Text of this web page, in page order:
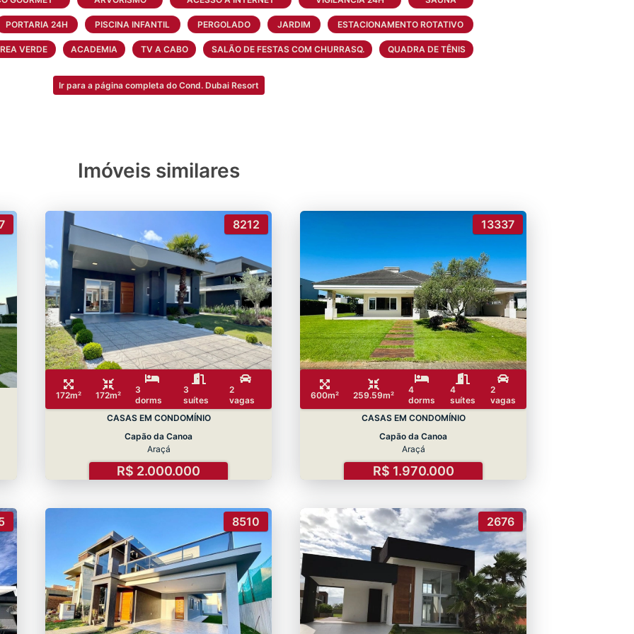
PORTARIA 24H PISCINA INFANTIL PERGOLADO JARDIM ESTACIONAMENTO ROTATIVO
VERDE ACADEMIA TV A CABO SALÃO DE FESTAS COM CHURRASQ. QUADRA DE TÊNIS
Ir para a página completa do Cond. Dubai Resort
Imóveis similares
8212
172m² 172m²
3
dorms
3
suítes
2
vagas
CASAS EM CONDOMÍNIO
Capão da Canoa
Araçá
R$ 2.000.000
13337
600m² 259.59m²
4
dorms
4
suítes
2
vagas
CASAS EM CONDOMÍNIO
Capão da Canoa
Araçá
R$ 1.970.000
8510 2676